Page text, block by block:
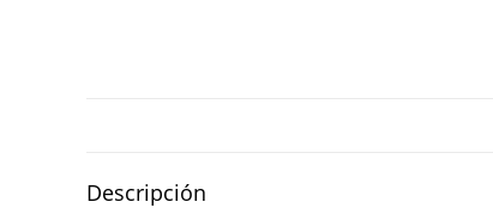
Descripción